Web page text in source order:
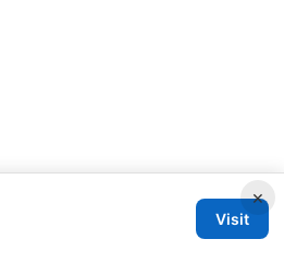
×
Visit